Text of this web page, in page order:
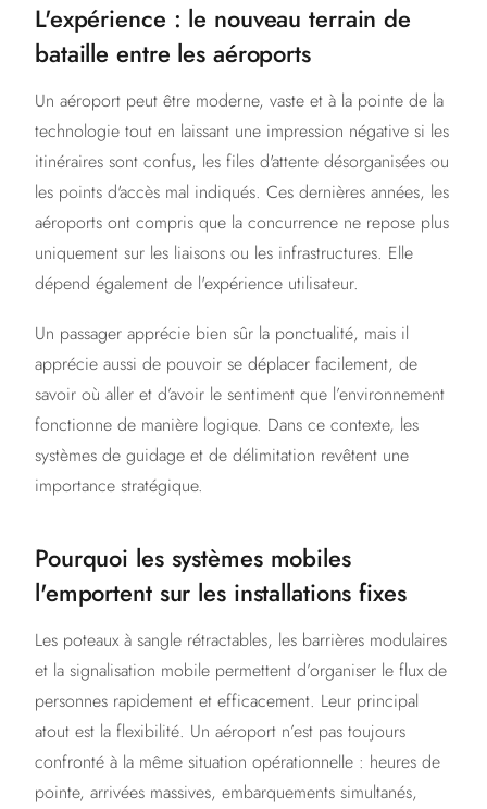
L'expérience : le nouveau terrain de
bataille entre les aéroports
Un aéroport peut être moderne, vaste et à la pointe de la
technologie tout en laissant une impression négative si les
itinéraires sont confus, les files d'attente désorganisées ou
les points d'accès mal indiqués. Ces dernières années, les
aéroports ont compris que la concurrence ne repose plus
uniquement sur les liaisons ou les infrastructures. Elle
dépend également de l'expérience utilisateur.
Un passager apprécie bien sûr la ponctualité, mais il
apprécie aussi de pouvoir se déplacer facilement, de
savoir où aller et d’avoir le sentiment que l’environnement
fonctionne de manière logique. Dans ce contexte, les
systèmes de guidage et de délimitation revêtent une
importance stratégique.
Pourquoi les systèmes mobiles
l'emportent sur les installations fixes
Les poteaux à sangle rétractables, les barrières modulaires
et la signalisation mobile permettent d’organiser le flux de
personnes rapidement et efficacement. Leur principal
atout est la flexibilité. Un aéroport n’est pas toujours
confronté à la même situation opérationnelle : heures de
pointe, arrivées massives, embarquements simultanés,